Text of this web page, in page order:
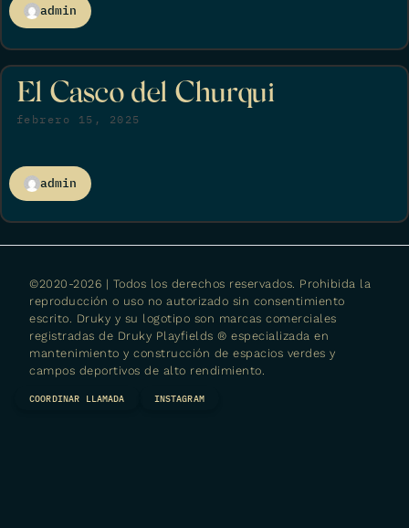
admin
El Casco del Churqui
febrero 15, 2025
admin
©2020-2026 | Todos los derechos reservados. Prohibida la
reproducción o uso no autorizado sin consentimiento
escrito. Druky y su logotipo son marcas comerciales
registradas de Druky Playfields ® especializada en
mantenimiento y construcción de espacios verdes y
campos deportivos de alto rendimiento.
COORDINAR LLAMADA INSTAGRAM